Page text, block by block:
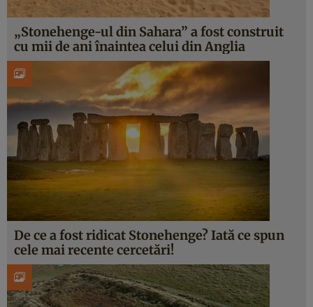
„Stonehenge-ul din Sahara” a fost construit
cu mii de ani înaintea celui din Anglia
De ce a fost ridicat Stonehenge? Iată ce spun
cele mai recente cercetări!